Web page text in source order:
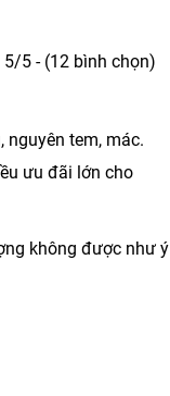
5/5 - (12 bình chọn)
nguyên tem, mác.
ưu đãi lớn cho
không được như ý